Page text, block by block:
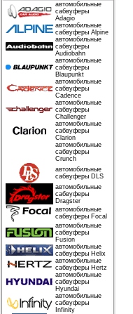
автомобильные
сабвуферы
Adagio
автомобильные
сабвуферы Alpine
автомобильные
сабвуферы
Audiobahn
автомобильные
сабвуферы
Blaupunkt
автомобильные
сабвуферы
Cadence
автомобильные
сабвуферы
Challenger
автомобильные
сабвуферы
Clarion
автомобильные
сабвуферы
Crunch
автомобильные
сабвуферы DLS
автомобильные
сабвуферы
Dragster
автомобильные
сабвуферы Focal
автомобильные
сабвуферы
Fusion
автомобильные
сабвуферы Helix
автомобильные
сабвуферы Hertz
автомобильные
сабвуферы
Hyundai
автомобильные
сабвуферы
Infinity